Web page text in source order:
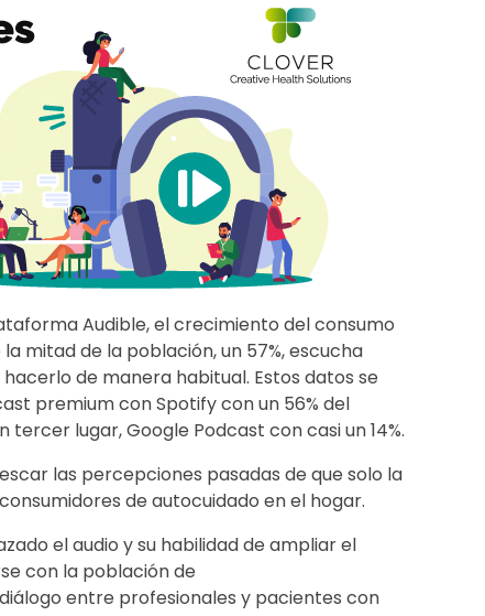
Audible, el crecimiento del consumo
mitad de la población, un 57%, escucha
de manera habitual. Estos datos se
premium con Spotify con un 56% del
tercer lugar, Google Podcast con casi un 14%.
las percepciones pasadas de que solo la
de autocuidado en el hogar.
el audio y su habilidad de ampliar el
con la población de
entre profesionales y pacientes con